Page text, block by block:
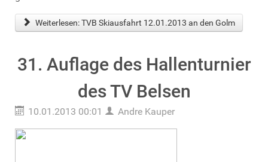
Weiterlesen: TVB Skiausfahrt 12.01.2013 an den Golm
31. Auflage des Hallenturnier
des TV Belsen
10.01.2013 00:01 Andre Kauper